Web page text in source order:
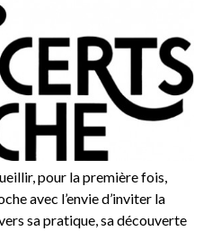
pour la première fois,
avec l’envie d’inviter la
sa pratique, sa découverte